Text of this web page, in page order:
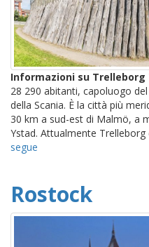
Informazioni su Trelleborg
28 290 abitanti, capoluogo
della Scania. È la città più
30 km a sud-est di Malmö, a
Ystad. Attualmente
segue
Rostock